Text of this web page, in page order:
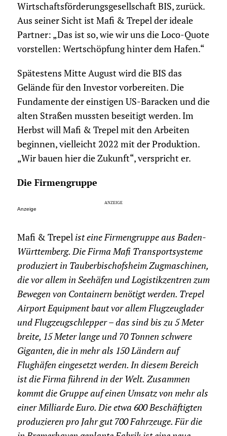
Wirtschaftsförderungsgesellschaft BIS, zurück.
Aus seiner Sicht ist Mafi & Trepel der ideale
Partner: „Das ist so, wie wir uns die Loco-Quote
vorstellen: Wertschöpfung hinter dem Hafen.“
Spätestens Mitte August wird die BIS das
Gelände für den Investor vorbereiten. Die
Fundamente der einstigen US-Baracken und die
alten Straßen mussten beseitigt werden. Im
Herbst will Mafi & Trepel mit den Arbeiten
beginnen, vielleicht 2022 mit der Produktion.
„Wir bauen hier die Zukunft“, verspricht er.
Die Firmengruppe
Anzeige
Mafi & Trepel ist eine Firmengruppe aus Baden-
Württemberg. Die Firma Mafi Transportsysteme
produziert in Tauberbischofsheim Zugmaschinen,
die vor allem in Seehäfen und Logistikzentren zum
Bewegen von Containern benötigt werden. Trepel
Airport Equipment baut vor allem Flugzeuglader
und Flugzeugschlepper – das sind bis zu 5 Meter
breite, 15 Meter lange und 70 Tonnen schwere
Giganten, die in mehr als 150 Ländern auf
Flughäfen eingesetzt werden. In diesem Bereich
ist die Firma führend in der Welt. Zusammen
kommt die Gruppe auf einen Umsatz von mehr als
einer Milliarde Euro. Die etwa 600 Beschäftigten
produzieren pro Jahr gut 700 Fahrzeuge. Für die